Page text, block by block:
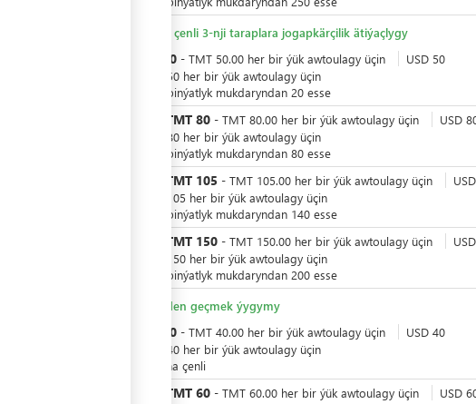
5 güne çenli 3-nji taraplara jogapkärçilik ätiýaçlygy
50 - TMT 50.00 her bir ýük awtoulagy üçin USD 50
50 her bir ýük awtoulagy üçin
salgyt binýatlyk mukdaryndan 20 esse
TMT 80 - TMT 80.00 her bir ýük awtoulagy üçin USD
80 her bir ýük awtoulagy üçin
salgyt binýatlyk mukdaryndan 80 esse
TMT 105 - TMT 105.00 her bir ýük awtoulagy üçin USD
105 her bir ýük awtoulagy üçin
salgyt binýatlyk mukdaryndan 140 esse
TMT 150 - TMT 150.00 her bir ýük awtoulagy üçin USD
150 her bir ýük awtoulagy üçin
salgyt binýatlyk mukdaryndan 200 esse
Köprüden geçmek ýygymy
40 - TMT 40.00 her bir ýük awtoulagy üçin USD 40
40 her bir ýük awtoulagy üçin
10 tonna çenli
TMT 60 - TMT 60.00 her bir ýük awtoulagy üçin USD